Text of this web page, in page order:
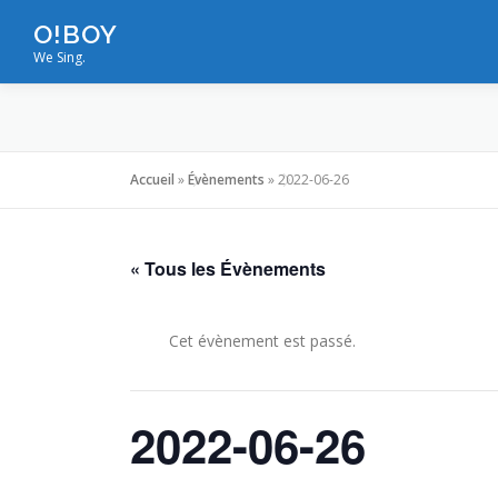
contenu
O!BOY
We Sing.
Accueil »Évènements »2022-06-26
« Tous les Évènements
Cet évènement est passé.
2022-06-26